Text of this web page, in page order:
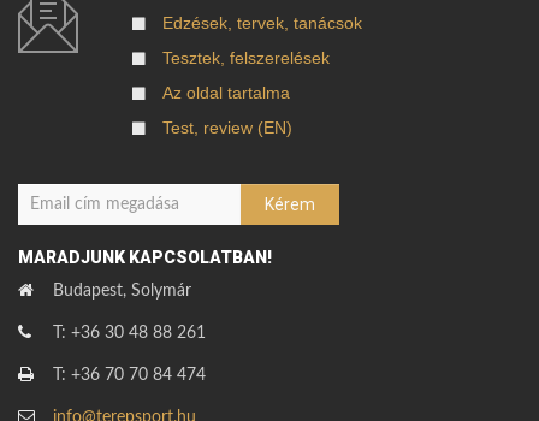
Edzések, tervek, tanácsok
Tesztek, felszerelések
Az oldal tartalma
Test, review (EN)
MARADJUNK KAPCSOLATBAN!
Budapest, Solymár
T: +36 30 48 88 261
T: +36 70 70 84 474